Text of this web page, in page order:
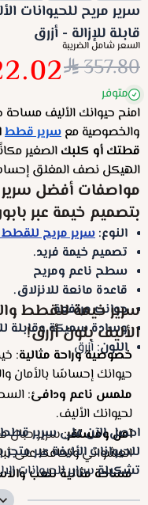
سرير مريح للحيوانات
قابلة للإزالة - أزرق
السعر شامل الضريبة
357.80
متوفر
امنح حيوانك الأليف
والخصوصية مع سرير قطط
قطتك أو كلبك الصغير
الهيكل نصف المغلق
مواصفات أفضل سرير
بتصميم خيمة عبر
النوع: سرير مريح للقطط
تصميم خيمة فريد.
سطح ناعم ومريح
قاعدة مانعة للانزلاق.
جوانب مرتفعة.
وسادة سميكة وقابلة
اللون: أزرق
سرير خيمة للقطط
الأليف بلون أزرق!
خصوصية وراحة مثالية:
حيوانك إحساسًا بالأمان
ملمس ناعم ودافئ:
لحيوانك الأليف.
آمن ومستقر:سرير حبال
العشوائي وتحافظ على
مساحة مثالية للعب
يتيح لقطتك/كلبك اللعب
احصل الآن على سرير
للحيوانات الأليفة عبر
تشكيلةسراير للحيوانات